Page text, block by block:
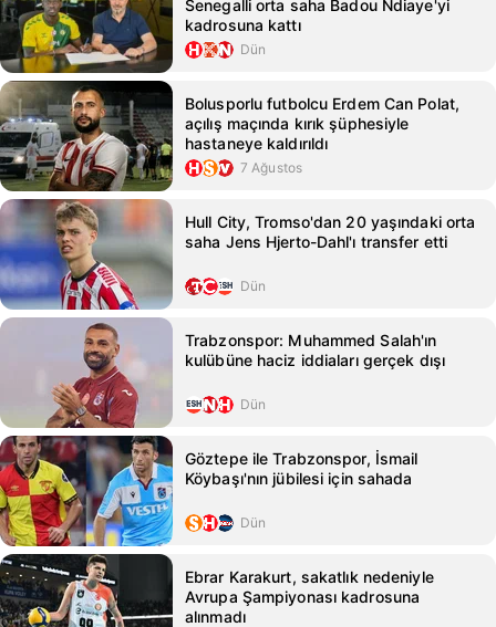
Senegalli orta saha Badou Ndiaye'yi
kadrosuna kattı
Dün
Bolusporlu futbolcu Erdem Can Polat,
açılış maçında kırık şüphesiyle
hastaneye kaldırıldı
7 Ağustos
Hull City, Tromso'dan 20 yaşındaki orta
saha Jens Hjerto-Dahl'ı transfer etti
Dün
Trabzonspor: Muhammed Salah'ın
kulübüne haciz iddiaları gerçek dışı
Dün
Göztepe ile Trabzonspor, İsmail
Köybaşı'nın jübilesi için sahada
Dün
Ebrar Karakurt, sakatlık nedeniyle
Avrupa Şampiyonası kadrosuna
alınmadı